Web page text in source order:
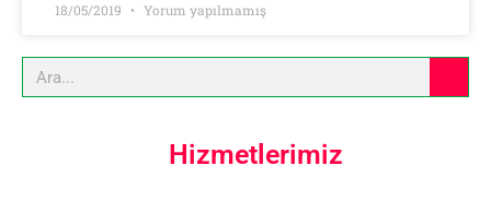
18/05/2019 Yorum yapılmamış
Hizmetlerimiz